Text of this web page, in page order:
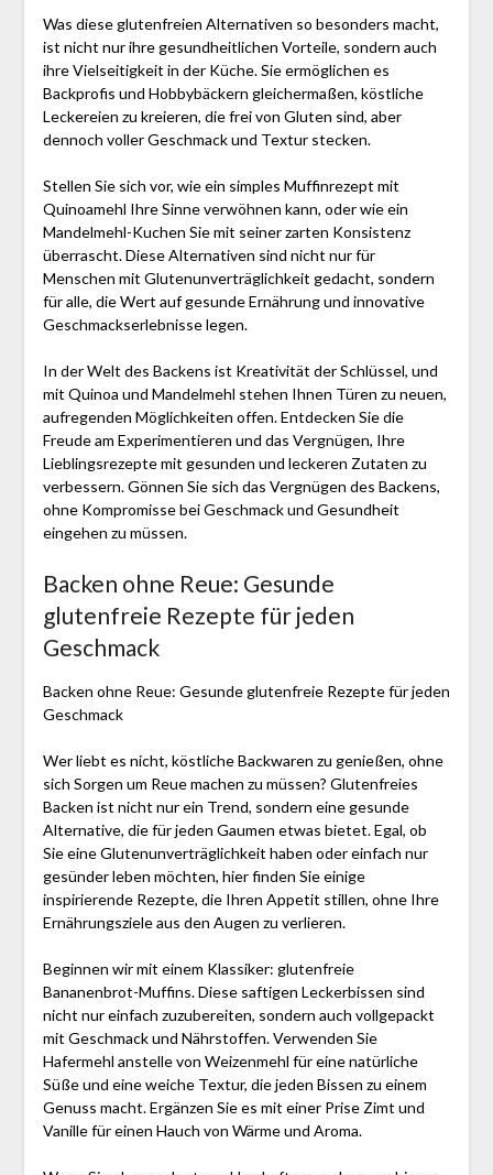
Was diese glutenfreien Alternativen so besonders macht,
ist nicht nur ihre gesundheitlichen Vorteile, sondern auch
ihre Vielseitigkeit in der Küche. Sie ermöglichen es
Backprofis und Hobbybäckern gleichermaßen, köstliche
Leckereien zu kreieren, die frei von Gluten sind, aber
dennoch voller Geschmack und Textur stecken.
Stellen Sie sich vor, wie ein simples Muffinrezept mit
Quinoamehl Ihre Sinne verwöhnen kann, oder wie ein
Mandelmehl-Kuchen Sie mit seiner zarten Konsistenz
überrascht. Diese Alternativen sind nicht nur für
Menschen mit Glutenunverträglichkeit gedacht, sondern
für alle, die Wert auf gesunde Ernährung und innovative
Geschmackserlebnisse legen.
In der Welt des Backens ist Kreativität der Schlüssel, und
mit Quinoa und Mandelmehl stehen Ihnen Türen zu neuen,
aufregenden Möglichkeiten offen. Entdecken Sie die
Freude am Experimentieren und das Vergnügen, Ihre
Lieblingsrezepte mit gesunden und leckeren Zutaten zu
verbessern. Gönnen Sie sich das Vergnügen des Backens,
ohne Kompromisse bei Geschmack und Gesundheit
eingehen zu müssen.
Backen ohne Reue: Gesunde
glutenfreie Rezepte für jeden
Geschmack
Backen ohne Reue: Gesunde glutenfreie Rezepte für jeden
Geschmack
Wer liebt es nicht, köstliche Backwaren zu genießen, ohne
sich Sorgen um Reue machen zu müssen? Glutenfreies
Backen ist nicht nur ein Trend, sondern eine gesunde
Alternative, die für jeden Gaumen etwas bietet. Egal, ob
Sie eine Glutenunverträglichkeit haben oder einfach nur
gesünder leben möchten, hier finden Sie einige
inspirierende Rezepte, die Ihren Appetit stillen, ohne Ihre
Ernährungsziele aus den Augen zu verlieren.
Beginnen wir mit einem Klassiker: glutenfreie
Bananenbrot-Muffins. Diese saftigen Leckerbissen sind
nicht nur einfach zuzubereiten, sondern auch vollgepackt
mit Geschmack und Nährstoffen. Verwenden Sie
Hafermehl anstelle von Weizenmehl für eine natürliche
Süße und eine weiche Textur, die jeden Bissen zu einem
Genuss macht. Ergänzen Sie es mit einer Prise Zimt und
Vanille für einen Hauch von Wärme und Aroma.